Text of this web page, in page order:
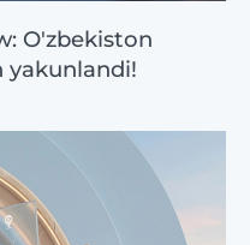
O'zbekiston
yakunlandi!